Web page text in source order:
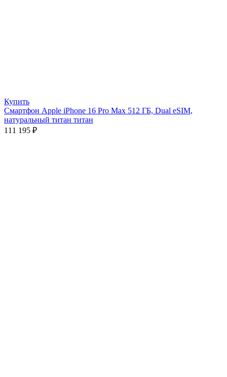
Купить
Смартфон Apple iPhone 16 Pro Max 512 ГБ, Dual eSIM,
натуральный титан титан
111 195 ₽